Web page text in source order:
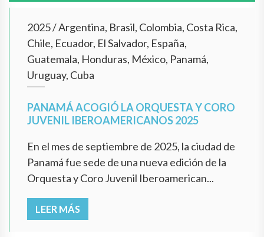
2025/Argentina, Brasil, Colombia, Costa Rica,
Chile, Ecuador, El Salvador, España,
Guatemala, Honduras, México, Panamá,
Uruguay, Cuba
PANAMÁ ACOGIÓ LA ORQUESTA Y CORO
JUVENIL IBEROAMERICANOS 2025
En el mes de septiembre de 2025, la ciudad de
Panamá fue sede de una nueva edición de la
Orquesta y Coro Juvenil Iberoamerican...
LEER MÁS